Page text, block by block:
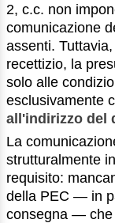
2, c.c. non
comunicazione
assenti.
recettizio, la
solo alle
esclusivamente
all'indirizzo del
La
strutturalmente
requisito:
della PEC — in
consegna — che